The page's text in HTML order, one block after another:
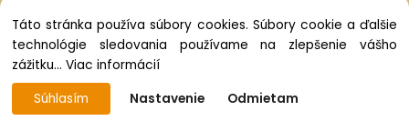
Vytvorené systémom ClickEshop.sk
Táto stránka používa súbory cookies. Súbory cookie a ďalšie
technológie sledovania používame na zlepšenie vášho
zážitku... Viac informácií
Súhlasím
Nastavenie Odmietam